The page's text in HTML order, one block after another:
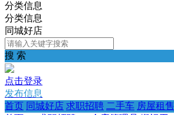
分类信息
分类信息
同城好店
搜 索
点击登录
发布信息
首页 同城好店 求职招聘 二手车 房屋租售